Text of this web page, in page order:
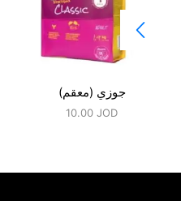
جوزي (معقم)
10.00JOD